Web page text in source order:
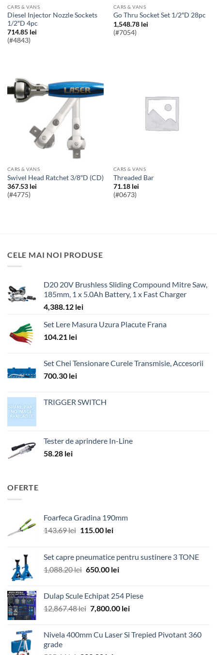
CARS & VANS
Diesel Injector Nozzle Sockets
1/2″D 4pc
714.85 lei
(#4843)
CARS & VANS
Go Thru Socket Set 1/2″D 28pc
1,548.78 lei
(#7054)
CARS & VANS
Swivel Head Ratchet 3/8″D (CD)
367.53 lei
(#4775)
CARS & VANS
Threaded Bar
71.18 lei
(#0673)
CELE MAI NOI PRODUSE
D20 20V Brushless Sliding Compound Mitre Saw,
185mm, 1 x 5.0Ah Battery, 1 x Fast Charger
4,388.12 lei
Set Lere Masura Uzura Placute Frana
104.21 lei
Set Chei Tensionare Curele Transmisie, Accesorii
700.30 lei
TRIGGER SWITCH
Tester de aprindere In-Line
58.28 lei
OFERTE
Foarfeca Gradina 190mm
143.69lei Prețul
fost:
143.69 lei.
115.00 leiPrețul
115.00 lei.
Set capre pneumatice pentru sustinere 3 TONE
1,088.20lei Prețul
fost:
1,088.20 lei.
650.00 leiPrețul
650.00 lei.
Dulap Scule Echipat 254 Piese
12,867.48lei Prețul
fost:
7,800.00 leiPrețul
7,800.00 lei.
Nivela 400mm Cu Laser Si Trepied Pivotant 360
grade